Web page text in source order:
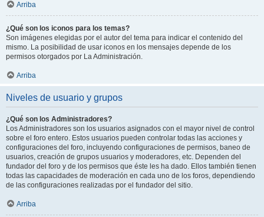
Arriba
¿Qué son los iconos para los temas?
Son imágenes elegidas por el autor del tema para indicar el contenido del
mismo. La posibilidad de usar iconos en los mensajes depende de los
permisos otorgados por La Administración.
Arriba
Niveles de usuario y grupos
¿Qué son los Administradores?
Los Administradores son los usuarios asignados con el mayor nivel de control
sobre el foro entero. Estos usuarios pueden controlar todas las acciones y
configuraciones del foro, incluyendo configuraciones de permisos, baneo de
usuarios, creación de grupos usuarios y moderadores, etc. Dependen del
fundador del foro y de los permisos que éste les ha dado. Ellos también tienen
todas las capacidades de moderación en cada uno de los foros, dependiendo
de las configuraciones realizadas por el fundador del sitio.
Arriba